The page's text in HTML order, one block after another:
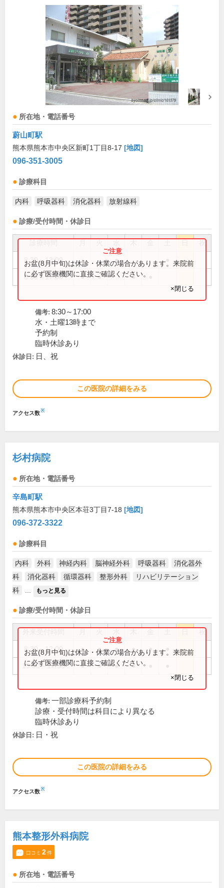
所在地・電話番号
蔚山町駅
熊本県熊本市中央区新町1丁目8-17 [地図]
096-351-3005
診療科目
内科 呼吸器科 消化器科 放射線科
診療/受付時間・休診日
祝
8:30～13:00 ●
8:30～17:00 ● ● ●
お盆(8月中旬)は休診・休業の場合があります。来院前
に必ず医療機関に直接ご確認ください。
×閉じる
備考: 8:30～17:00
水・土曜13時まで
予約制
臨時休診あり
休診日: 日、祝
この医院の詳細をみる
アクセス数※
杉村病院
所在地・電話番号
辛島町駅
熊本県熊本市中央区本荘3丁目7-18 [地図]
096-372-3322
診療科目
内科 外科 神経内科 脳神経外科 呼吸器科
消化器外
科
消化器科 循環器科 整形外科
リハビリテーション
科
もっと見る
診療/受付時間・休診日
祝
8:30～12:00 ● ● ● ● ●
13:00～17:30 ● ● ● ●
お盆(8月中旬)は休診・休業の場合があります。来院前
に必ず医療機関に直接ご確認ください。
×閉じる
備考: 一部診療科予約制
診療・受付時間は科目により異なる
臨時休診あり
休診日: 日・祝
この医院の詳細をみる
アクセス数※
熊本整形外科病院
口コミ 2件
所在地・電話番号